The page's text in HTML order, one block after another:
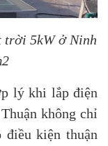
trời 5kW ở Ninh
lý khi lắp điện
không chỉ
kiện thuận